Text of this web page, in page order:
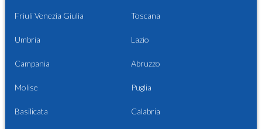
Friuli Venezia Giulia Toscana
Umbria Lazio
Campania Abruzzo
Molise Puglia
Basilicata Calabria